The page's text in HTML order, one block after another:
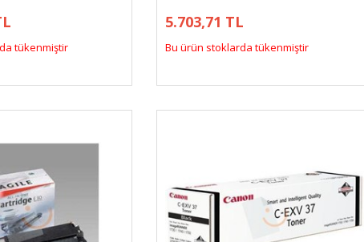
tükenmiştir
5.703,71 TL
Bu ürün stoklarda tükenmiştir